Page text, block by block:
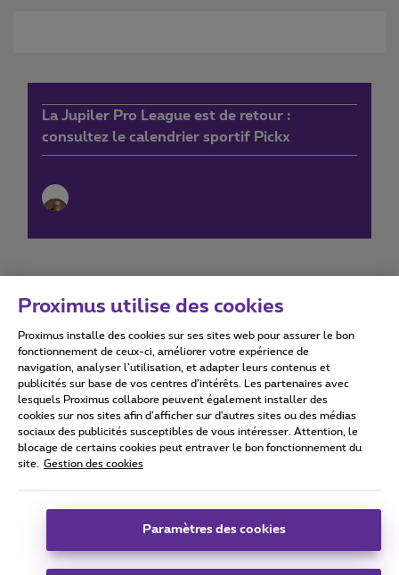
La Jupiler Pro League est de retour :
consultez le calendrier sportif Pickx
Conditions d'utilisation Accessibility statement
Tous droits réservés. © 2026 Proximus
Conditions générales, info consommateur
Coordonnées de l’entreprise
Boulevard du Roi Albert II 27 - B-1030 Bruxelles.
Proximus utilise des cookies
Proximus installe des cookies sur ses sites web pour assurer le bon
fonctionnement de ceux-ci, améliorer votre expérience de
navigation, analyser l’utilisation, et adapter leurs contenus et
publicités sur base de vos centres d’intérêts. Les partenaires avec
lesquels Proximus collabore peuvent également installer des
cookies sur nos sites afin d’afficher sur d'autres sites ou des médias
sociaux des publicités susceptibles de vous intéresser. Attention, le
blocage de certains cookies peut entraver le bon fonctionnement du
site.
Gestion des cookies
Paramètres des cookies